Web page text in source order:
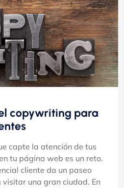
copywriting para
capte la atención de tus
tu página web es un reto.
cliente da un paseo
una gran ciudad. En